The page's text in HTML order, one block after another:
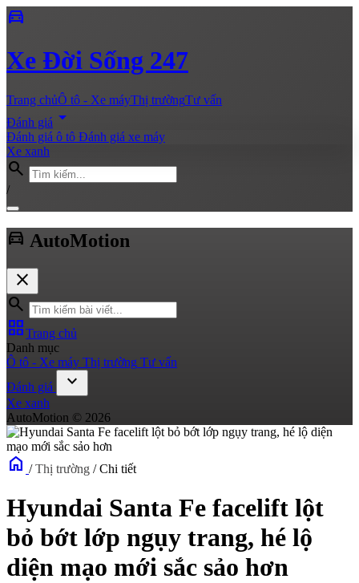
directions_car
Xe Đời Sống 247
Trang chủÔ tô - Xe máyThị trườngTư vấn
Đánh giá arrow_drop_down
Đánh giá ô tô Đánh giá xe máy
Xe xanh
search
/
directions_car AutoMotion
close
search
grid_viewTrang chủ
Danh mục
Ô tô - Xe máy Thị trường Tư vấn
Đánh giá
expand_more
Xe xanh
AutoMotion © 2026
home / Thị trường / Chi tiết
Hyundai Santa Fe facelift lột
bỏ bớt lớp ngụy trang, hé lộ
diện mạo mới sắc sảo hơn